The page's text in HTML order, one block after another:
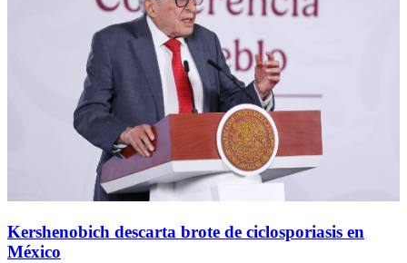
Kershenobich descarta brote de ciclosporiasis en
México